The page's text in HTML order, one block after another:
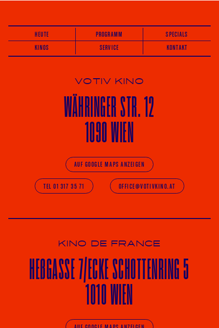
HEUTE PROGRAMM
SPECIALS
KINOS
SERVICE KONTAKT
VOTIV KINO
WÄHRINGERSTR. 12
1090 WIEN
AUF GOOGLE MAPS ANZEIGEN
TEL 01 317 35 71 OFFICE@VOTIVKINO.AT
KINO DE FRANCE
HEßGASSE 7/ECKESCHOTTENRING 5
1010 WIEN